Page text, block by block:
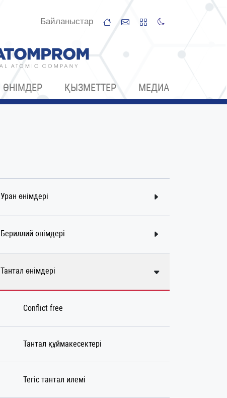
Байланыстар
ӨНІМДЕР ҚЫЗМЕТТЕР МЕДИА
Уран өнімдері
Бериллий өнімдері
Тантал өнімдері
Conflict free
Тантал құймакесектері
Тегіс тантал илемі